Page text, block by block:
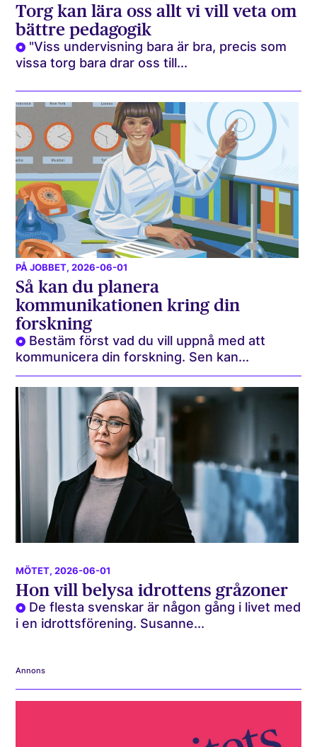
Torg kan lära oss allt vi vill veta om
bättre pedagogik
"Viss undervisning bara är bra, precis som
vissa torg bara drar oss till...
PÅ JOBBET, 2026-06-01
Så kan du planera
kommunikationen kring din
forskning
Bestäm först vad du vill uppnå med att
kommunicera din forskning. Sen kan...
MÖTET, 2026-06-01
Hon vill belysa idrottens gråzoner
De flesta svenskar är någon gång i livet med
i en idrottsförening. Susanne...
Annons